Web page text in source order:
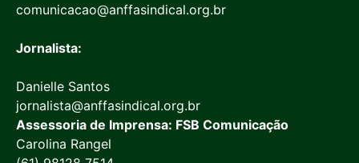
comunicacao@anffasindical.org.br
Jornalista:
Danielle Santos
jornalista@anffasindical.org.br
Assessoria de Imprensa: FSB Comunicação
Carolina Rangel